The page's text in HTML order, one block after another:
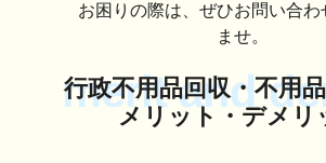
お困りの際は、ぜひお問い合わ
ませ。
merit and
行政不用品回収・不用
メリット・デメリ